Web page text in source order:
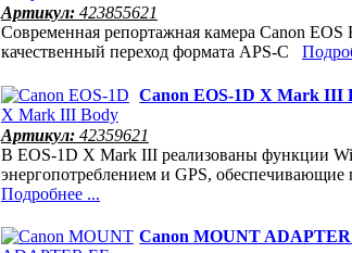
Артикул: 423855621
Современная репортажная камера Canon EOS
качественный переход формата APS-C
Canon EOS-1D X Mark III
Артикул: 42359621
В EOS-1D X Mark III реализованы функции
энергопотреблением и GPS, обеспечивающие
Подробнее ...
Canon MOUNT ADAPTER